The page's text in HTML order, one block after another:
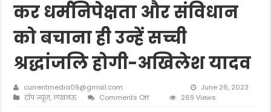
कर धर्मनिपेक्षता और संविधान
को बचाना ही उन्हें सच्ची
श्रद्धांजलि होगी-अखिलेश यादव
currentmedia09@gmail.com
June 26, 2023
टॉप न्यूज़,लखनऊ Comments Off 269 Views